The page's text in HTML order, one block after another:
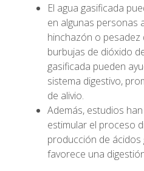
El agua gasificada
en algunas personas
hinchazón o pesadez
burbujas de dióxido
gasificada pueden
sistema digestivo,
de alivio.
Además, estudios
estimular el proceso
producción de ácidos
favorece una